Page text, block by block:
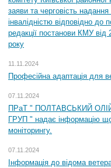
заяви та черговість надання
інвалідністю відповідно
редакції постанови КМУ
року
11.11.2024
Професійна адаптація для
07.11.2024
ПРаТ " ПОЛТАВСЬКИЙ
ГРУП " надає інформацію
моніторингу.
07.11.2024
Інформація до відома